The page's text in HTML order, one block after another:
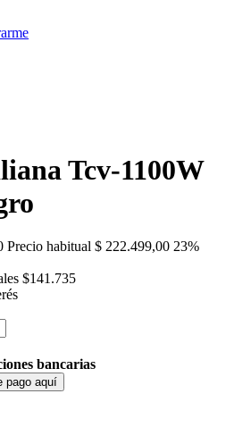
Tcv-1100W
Precio habitual $ 222.499,00 23%
$141.735
bancarias
pago aquí